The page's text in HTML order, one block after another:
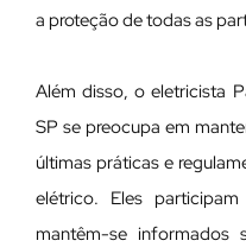
a proteção de todas as
Além disso, o eletricista
SP se preocupa em
últimas práticas e
elétrico. Eles
mantêm-se informados